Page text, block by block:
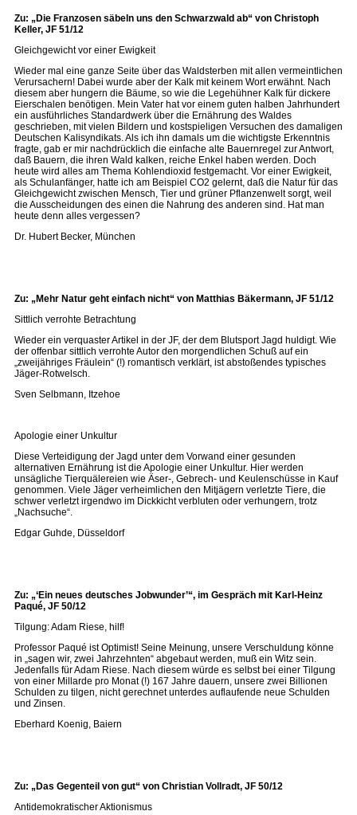
Zu: „Die Franzosen säbeln uns den Schwarzwald ab“ von Christoph
Keller, JF 51/12
Gleichgewicht vor einer Ewigkeit
Wieder mal eine ganze Seite über das Waldsterben mit allen vermeintlichen
Verursachern! Dabei wurde aber der Kalk mit keinem Wort erwähnt. Nach
diesem aber hungern die Bäume, so wie die Legehühner Kalk für dickere
Eierschalen benötigen. Mein Vater hat vor einem guten halben Jahrhundert
ein ausführliches Standardwerk über die Ernährung des Waldes
geschrieben, mit vielen Bildern und kostspieligen Versuchen des damaligen
Deutschen Kalisyndikats. Als ich ihn damals um die wichtigste Erkenntnis
fragte, gab er mir nachdrücklich die einfache alte Bauernregel zur Antwort,
daß Bauern, die ihren Wald kalken, reiche Enkel haben werden. Doch
heute wird alles am Thema Kohlendioxid festgemacht. Vor einer Ewigkeit,
als Schulanfänger, hatte ich am Beispiel CO2 gelernt, daß die Natur für das
Gleichgewicht zwischen Mensch, Tier und grüner Pflanzenwelt sorgt, weil
die Ausscheidungen des einen die Nahrung des anderen sind. Hat man
heute denn alles vergessen?
Dr. Hubert Becker, München
Zu: „Mehr Natur geht einfach nicht“ von Matthias Bäkermann, JF 51/12
Sittlich verrohte Betrachtung
Wieder ein verquaster Artikel in der JF, der dem Blutsport Jagd huldigt. Wie
der offenbar sittlich verrohte Autor den morgendlichen Schuß auf ein
„zweijähriges Fräulein“ (!) romantisch verklärt, ist abstoßendes typisches
Jäger-Rotwelsch.
Sven Selbmann, Itzehoe
Apologie einer Unkultur
Diese Verteidigung der Jagd unter dem Vorwand einer gesunden
alternativen Ernährung ist die Apologie einer Unkultur. Hier werden
unsägliche Tierquälereien wie Äser-, Gebrech- und Keulenschüsse in Kauf
genommen. Viele Jäger verheimlichen den Mitjägern verletzte Tiere, die
schwer verletzt irgendwo im Dickkicht verbluten oder verhungern, trotz
„Nachsuche“.
Edgar Guhde, Düsseldorf
Zu: „‘Ein neues deutsches Jobwunder’“, im Gespräch mit Karl-Heinz
Paqué, JF 50/12
Tilgung: Adam Riese, hilf!
Professor Paqué ist Optimist! Seine Meinung, unsere Verschuldung könne
in „sagen wir, zwei Jahrzehnten“ abgebaut werden, muß ein Witz sein.
Jedenfalls für Adam Riese. Nach diesem würde es selbst bei einer Tilgung
von einer Millarde pro Monat (!) 167 Jahre dauern, unsere zwei Billionen
Schulden zu tilgen, nicht gerechnet unterdes auflaufende neue Schulden
und Zinsen.
Eberhard Koenig, Baiern
Zu: „Das Gegenteil von gut“ von Christian Vollradt, JF 50/12
Antidemokratischer Aktionismus